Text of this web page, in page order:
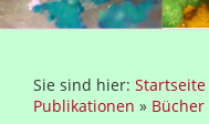
Sie sind hier: Startseite
Publikationen »